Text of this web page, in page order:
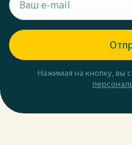
Нажимая на кнопку, вы